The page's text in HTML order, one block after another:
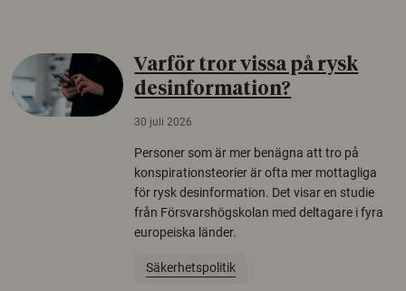
Varför tror vissa på rysk
desinformation?
30 juli 2026
Personer som är mer benägna att tro på
konspirationsteorier är ofta mer mottagliga
för rysk desinformation. Det visar en studie
från Försvarshögskolan med deltagare i fyra
europeiska länder.
Säkerhetspolitik